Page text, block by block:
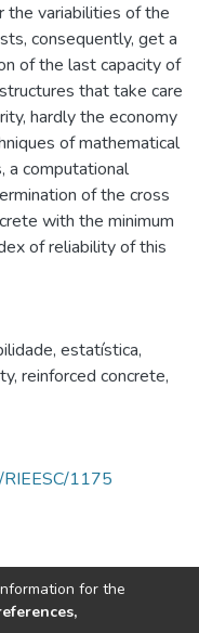
variabilities of the
consequently, get a
of the last capacity of
that take care
hardly the economy
of mathematical
a computational
of the cross
with the minimum
of reliability of this
, estatística,
, reinforced concrete,
1175
for the